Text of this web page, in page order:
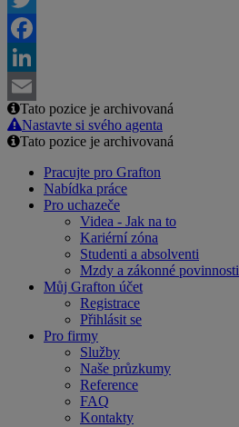
Twitter
Facebook
LinkedIn
Email
Tato pozice je archivovaná
Nastavte si svého agenta
Tato pozice je archivovaná
Pracujte pro Grafton
Nabídka práce
Pro uchazeče
Videa - Jak na to
Kariérní zóna
Studenti a absolventi
Mzdy a zákonné povinnosti
Můj Grafton účet
Registrace
Přihlásit se
Pro firmy
Služby
Naše průzkumy
Reference
FAQ
Kontakty